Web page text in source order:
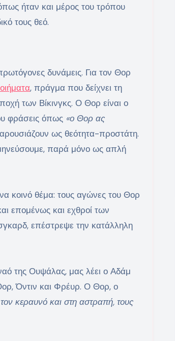
ήταν και μέρος του τρόπου
τους θεό.
δυνάμεις. Για τον Θορ
, πράγμα που δείχνει τη
των Βίκινγκς. Ο Θορ είναι ο
φράσεις όπως «ο Θορ ας
ως θεότητα-προστάτη.
παρά μόνο ως απλή
κοινό θέμα: τους αγώνες του Θορ
επομένως και εχθροί των
επέστρεψε την κατάλληλη
της Ουψάλας, μας λέει ο Αδάμ
Όντιν και Φρέυρ. Ο Θορ, ο
κεραυνό και στη αστραπή, τους